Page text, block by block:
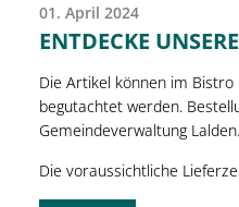
01. April 2024
ENTDECKE
Die Artikel können im
begutachtet werden.
Gemeindeverwaltung Lalden.
Die voraussichtliche